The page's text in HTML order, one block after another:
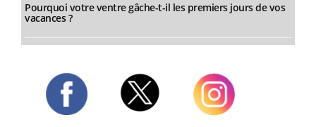
Pourquoi votre ventre gâche-t-il les premiers jours de vos
vacances ?